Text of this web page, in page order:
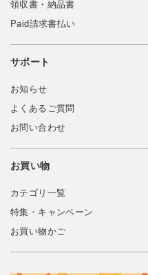
領収書・納品書
Paid請求書払い
サポート
お知らせ
よくあるご質問
お問い合わせ
お買い物
カテゴリ一覧
特集・キャンペーン
お買い物かご